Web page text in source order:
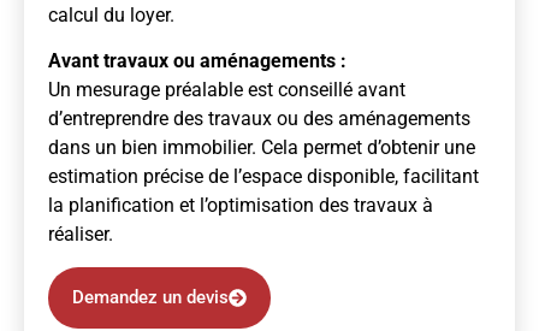
calcul du loyer.
Avant travaux ou aménagements :
Un mesurage préalable est conseillé avant
d’entreprendre des travaux ou des aménagements
dans un bien immobilier. Cela permet d’obtenir une
estimation précise de l’espace disponible, facilitant
la planification et l’optimisation des travaux à
réaliser.
Demandez un devis